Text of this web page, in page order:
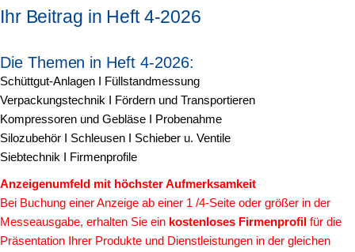
Ihr Beitrag in Heft 4-2026
Die Themen in Heft 4-2026:
Schüttgut-Anlagen I Füllstandmessung
Verpackungstechnik I Fördern und Transportieren
Kompressoren und Gebläse I Probenahme
Silozubehör I Schleusen I Schieber u. Ventile
Siebtechnik I Firmenprofile
Anzeigenumfeld mit höchster Aufmerksamkeit
Bei Buchung einer Anzeige ab einer 1 /4-Seite oder größer in der
Messeausgabe, erhalten Sie ein kostenloses Firmenprofil für die
Präsentation Ihrer Produkte und Dienstleistungen in der gleichen